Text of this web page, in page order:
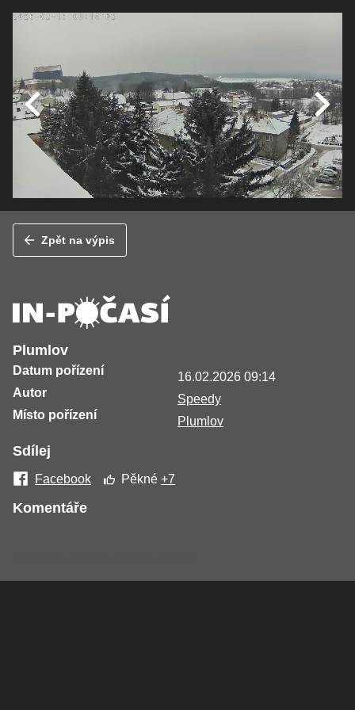
Zpět na výpis
Plumlov
Datum pořízení
16.02.2026 09:14
Autor
Speedy
Místo pořízení
Plumlov
Sdílej
Facebook Pěkné+7
Komentáře